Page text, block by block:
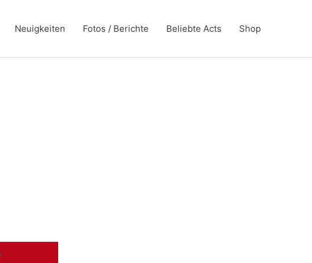
Neuigkeiten Fotos / Berichte Beliebte Acts Shop